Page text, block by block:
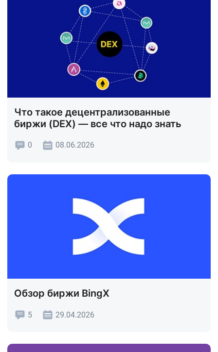
Что такое децентрализованные
биржи (DEX) — все что надо знать
0 08.06.2026
Обзор биржи BingX
5 29.04.2026